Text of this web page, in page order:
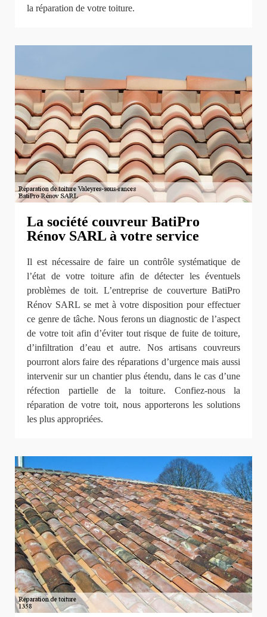
la réparation de votre toiture.
La société couvreur BatiPro
Rénov SARL à votre service
Il est nécessaire de faire un contrôle systématique de
l’état de votre toiture afin de détecter les éventuels
problèmes de toit. L’entreprise de couverture BatiPro
Rénov SARL se met à votre disposition pour effectuer
ce genre de tâche. Nous ferons un diagnostic de l’aspect
de votre toit afin d’éviter tout risque de fuite de toiture,
d’infiltration d’eau et autre. Nos artisans couvreurs
pourront alors faire des réparations d’urgence mais aussi
intervenir sur un chantier plus étendu, dans le cas d’une
réfection partielle de la toiture. Confiez-nous la
réparation de votre toit, nous apporterons les solutions
les plus appropriées.